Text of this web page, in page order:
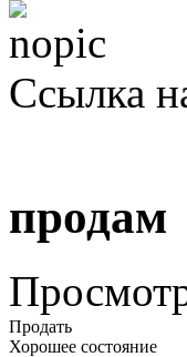
Ссылка
продам
Продать
Хорошее состояние